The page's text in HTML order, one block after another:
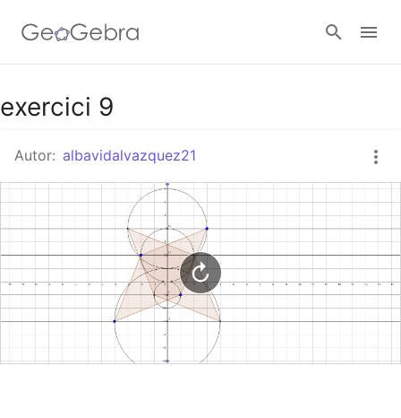
Google Classroom
GeoGebra Classroom
Abrir sesión
exercici 9
Autor: albavidalvazquez21